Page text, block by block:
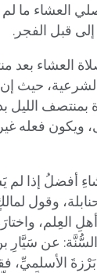
العشاء ما لم
قبل الفجر.
العشاء بعد
حيث
بمنتصف الليل
ويكون فعله
أفضلُ إذا
وقول
العِلم،
عن سَيَّارِ
الأسلميِّ،